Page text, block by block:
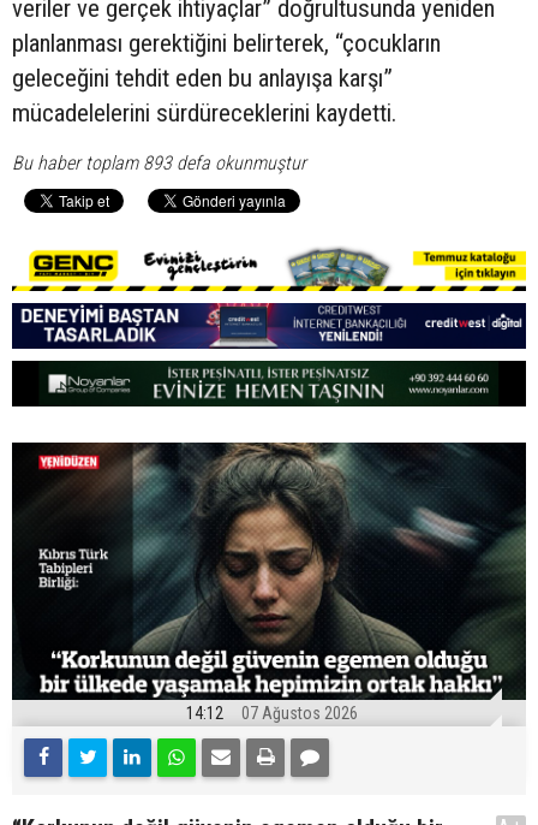
veriler ve gerçek ihtiyaçlar” doğrultusunda yeniden
planlanması gerektiğini belirterek, “çocukların
geleceğini tehdit eden bu anlayışa karşı”
mücadelelerini sürdüreceklerini kaydetti.
Bu haber toplam 893 defa okunmuştur
14:12 07 Ağustos 2026